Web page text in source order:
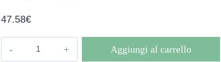
47.58€
Aggiungi al carrello